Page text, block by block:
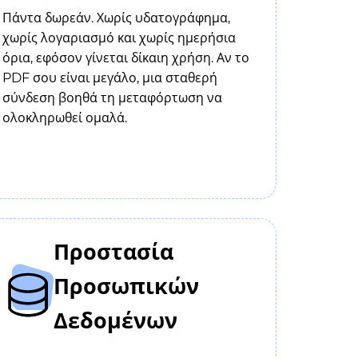
Πάντα δωρεάν. Χωρίς υδατογράφημα,
χωρίς λογαριασμό και χωρίς ημερήσια
όρια, εφόσον γίνεται δίκαιη χρήση. Αν το
PDF σου είναι μεγάλο, μια σταθερή
σύνδεση βοηθά τη μεταφόρτωση να
ολοκληρωθεί ομαλά.
Προστασία
Προσωπικών
Δεδομένων